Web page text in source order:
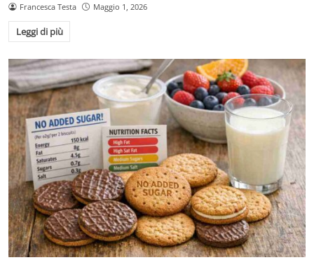
Francesca Testa Maggio 1, 2026
Leggi di più